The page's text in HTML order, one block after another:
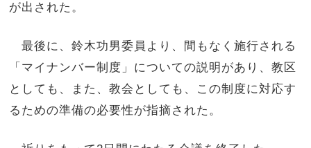
が出された。
最後に、鈴木功男委員より、間もなく施行される
「マイナンバー制度」についての説明があり、教区
としても、また、教会としても、この制度に対応す
るための準備の必要性が指摘された。